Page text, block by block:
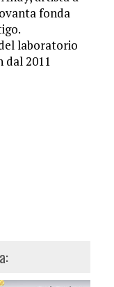
fonda
laboratorio
dal 2011